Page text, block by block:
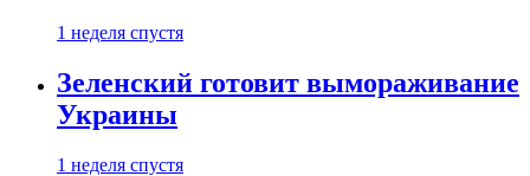
1 неделя спустя
Зеленский готовит вымораживание
Украины
1 неделя спустя